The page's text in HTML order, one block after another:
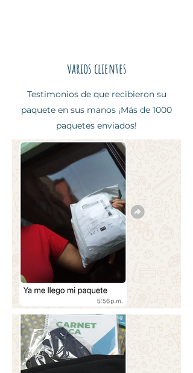
porciones y ajustes deben ser
indicados de manera
Nuestro objetivo es darte
herramientas, acompañarte y
ayudarte a tomar mejores
decisiones en tu cocina…
siempre de la mano de tu
equipo de salud 🤝
varios clientes
Testimonios de que recibieron su
paquete en sus manos ¡Más de 1000
paquetes enviados!